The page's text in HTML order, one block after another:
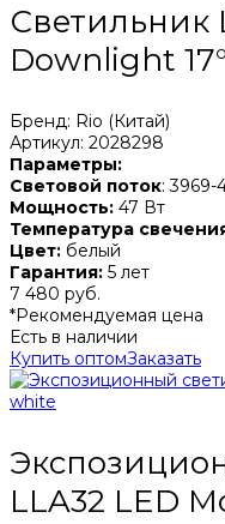
Светильник
Downlight
Бренд: Rio (Китай)
Артикул: 2028298
Параметры:
Световой поток: 3969-
Мощность: 47 Вт
Температура
Цвет: белый
Гарантия: 5 лет
7 480 руб.
*Рекомендуемая цена
Есть в наличии
Купить оптомЗаказать
LLA32 LED